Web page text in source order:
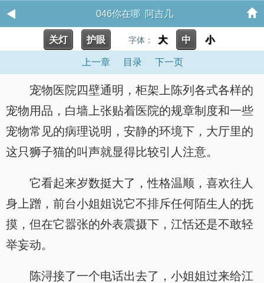
046你在哪 阿吉几
关灯 护眼 字体： 大 中 小
上一章 目录 下一页
宠物医院四壁通明，柜架上陈列各式各样的
宠物用品，白墙上张贴着医院的规章制度和一些
宠物常见的病理说明，安静的环境下，大厅里的
这只狮子猫的叫声就显得比较引人注意。
它看起来岁数挺大了，性格温顺，喜欢往人
身上蹭，前台小姐姐说它不排斥任何陌生人的抚
摸，但在它嚣张的外表震摄下，江恬还是不敢轻
举妄动。
陈浔接了一个电话出去了，小姐姐过来给江